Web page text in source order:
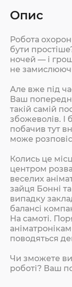
Опис
Робота
бути
ночей — і
не
Але вже під
Ваш
такій самій
збожеволів. І
побачив тут
може
Колись це
центром
веселих
зайця Бонні
випадку
балансі
На самоті.
поводяться
Чи зможете
роботі? Ваш